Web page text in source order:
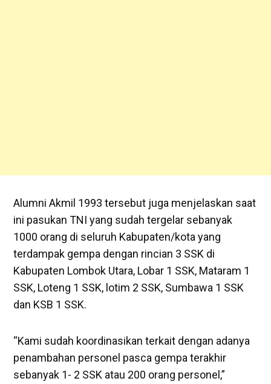
Alumni Akmil 1993 tersebut juga menjelaskan saat
ini pasukan TNI yang sudah tergelar sebanyak
1000 orang di seluruh Kabupaten/kota yang
terdampak gempa dengan rincian 3 SSK di
Kabupaten Lombok Utara, Lobar 1 SSK, Mataram 1
SSK, Loteng 1 SSK, lotim 2 SSK, Sumbawa 1 SSK
dan KSB 1 SSK.
“Kami sudah koordinasikan terkait dengan adanya
penambahan personel pasca gempa terakhir
sebanyak 1- 2 SSK atau 200 orang personel,”